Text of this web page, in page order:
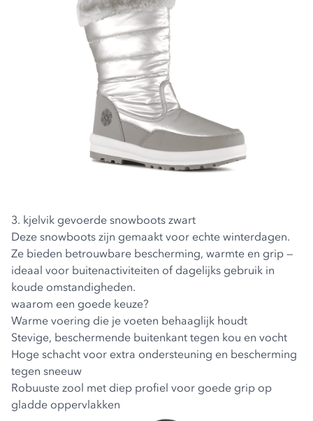
3. kjelvik gevoerde snowboots zwart
Deze snowboots zijn gemaakt voor echte winterdagen.
Ze bieden betrouwbare bescherming, warmte en grip —
ideaal voor buitenactiviteiten of dagelijks gebruik in
koude omstandigheden.
waarom een goede keuze?
Warme voering die je voeten behaaglijk houdt
Stevige, beschermende buitenkant tegen kou en vocht
Hoge schacht voor extra ondersteuning en bescherming
tegen sneeuw
Robuuste zool met diep profiel voor goede grip op
gladde oppervlakken